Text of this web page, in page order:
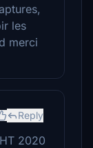
les
merci
Reply
2020